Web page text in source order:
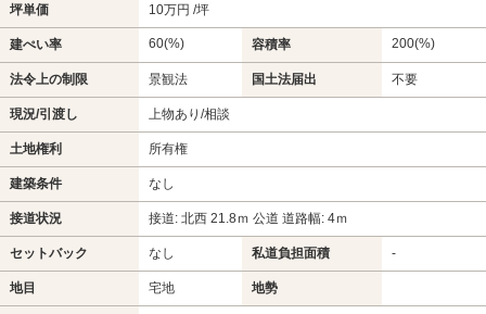
坪単価 10万円 /坪
建ぺい率 60(%) 容積率 200(%)
法令上の制限 景観法 国土法届出 不要
現況/引渡し 上物あり/相談
土地権利 所有権
建築条件 なし
接道状況 接道: 北西 21.8ｍ 公道 道路幅: 4ｍ
セットバック なし 私道負担面積 -
地目 宅地 地勢